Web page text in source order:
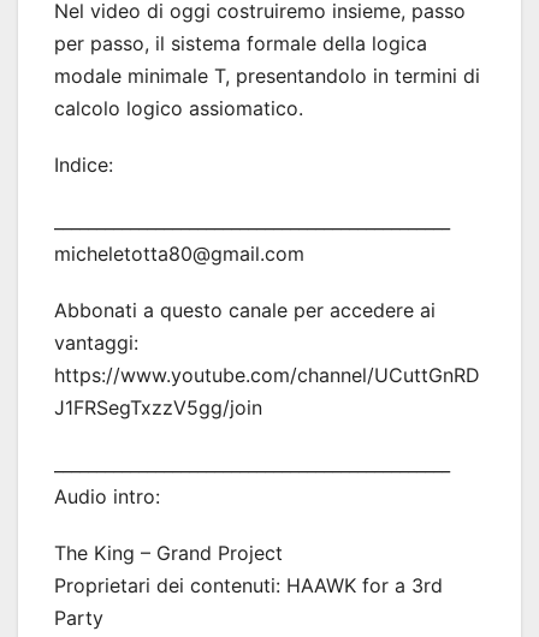
Nel video di oggi costruiremo insieme, passo
per passo, il sistema formale della logica
modale minimale T, presentandolo in termini di
calcolo logico assiomatico.
Indice:
micheletotta80@gmail.com
Abbonati a questo canale per accedere ai
vantaggi:
https://www.youtube.com/channel/UCuttGnRD
J1FRSegTxzzV5gg/join
Audio intro:
The King – Grand Project
Proprietari dei contenuti: HAAWK for a 3rd
Party